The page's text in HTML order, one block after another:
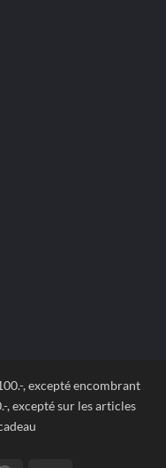
, excepté encombrant
, excepté sur les articles